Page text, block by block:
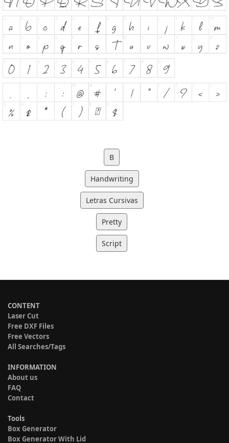
B
Handwriting
Letras Cursivas
Pretty
Script
CONTENT
Laser Cut
Free DXF Files
Free Vectors
All Searches/Tags
INFORMATION
About us
FAQ
Contact
Tools
Box Generator
Box Generator With Lid